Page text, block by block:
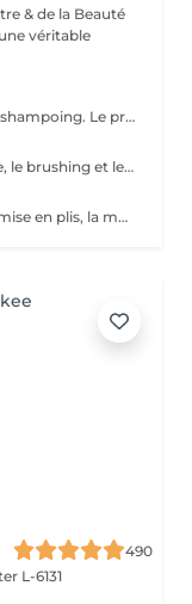
& de la Beauté
véritable
Le Forfait Brushing inclus le brushing et le shampoing. Le prix pourra varier en fonction de la longueur des cheveux. Pour tout renseignement complémentaire, n'hésitez pas à nous appeler.
Le Forfait Coupe / Brushing inclus la coupe, le brushing et le shampoing. Le prix pourra varier en fonction de la longueur des cheveux. Pour tout renseignement complémentaire, n'hésitez pas à nous appeler.
Le Forfait Mise en Plis + Brushing inclus la mise en plis, la mousse et le shampoing. Le prix pourra varier en fonction de la longueur des cheveux. Pour tout renseignement complémentaire, n'hésitez pas à nous appeler.
490
L-6131